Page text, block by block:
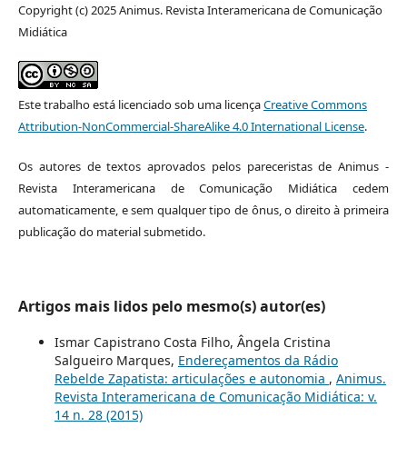
Copyright (c) 2025 Animus. Revista Interamericana de Comunicação
Midiática
Este trabalho está licenciado sob uma licençaCreative Commons
Attribution-NonCommercial-ShareAlike 4.0 International License.
Os autores de textos aprovados pelos pareceristas de Animus -
Revista Interamericana de Comunicação Midiática cedem
automaticamente, e sem qualquer tipo de ônus, o direito à primeira
publicação do material submetido.
Artigos mais lidos pelo mesmo(s) autor(es)
Ismar Capistrano Costa Filho, Ângela Cristina
Salgueiro Marques, Endereçamentos da Rádio
Rebelde Zapatista: articulações e autonomia , Animus.
Revista Interamericana de Comunicação Midiática: v.
14 n. 28 (2015)